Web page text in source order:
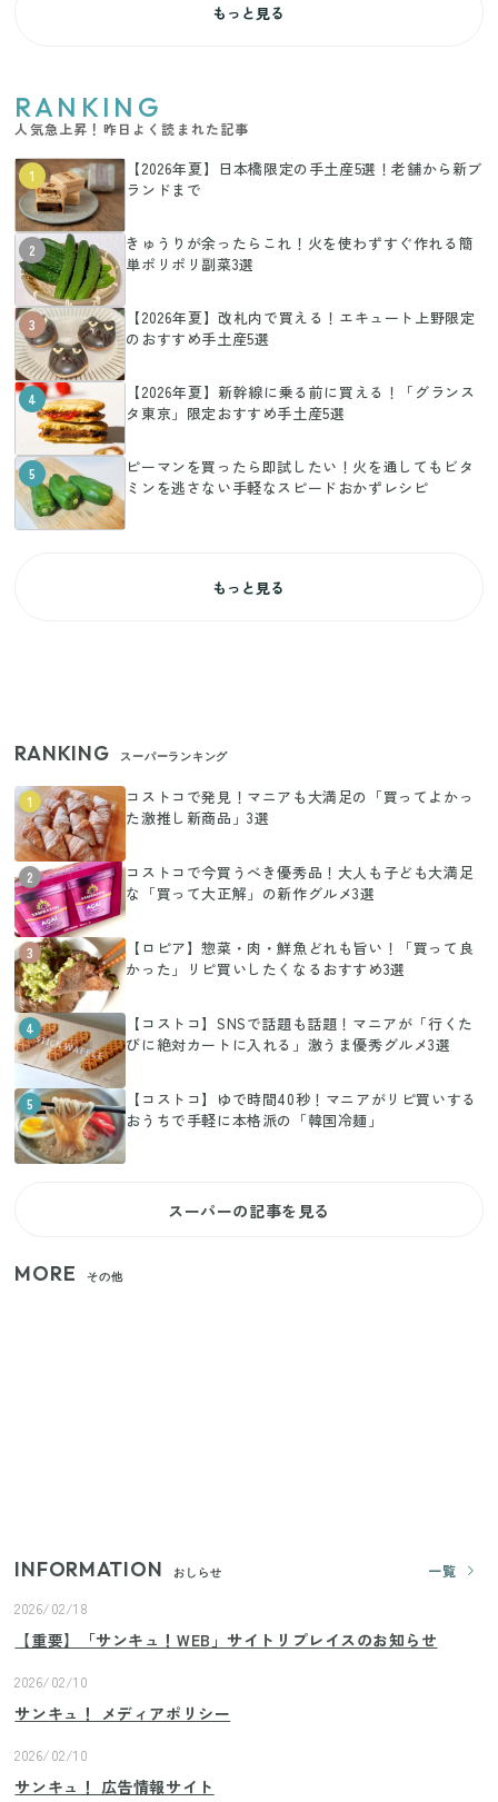
もっと見る
RANKING
人気急上昇！昨日よく読まれた記事
1
【2026年夏】日本橋限定の手土産5選！老舗から新ブ
ランドまで
2
きゅうりが余ったらこれ！火を使わずすぐ作れる簡
単ポリポリ副菜3選
3
【2026年夏】改札内で買える！エキュート上野限定
のおすすめ手土産5選
4
【2026年夏】新幹線に乗る前に買える！「グランス
タ東京」限定おすすめ手土産5選
5
ピーマンを買ったら即試したい！火を通してもビタ
ミンを逃さない手軽なスピードおかずレシピ
もっと見る
RANKING スーパーランキング
1
コストコで発見！マニアも大満足の「買ってよかっ
た激推し新商品」3選
2
コストコで今買うべき優秀品！大人も子ども大満足
な「買って大正解」の新作グルメ3選
3
【ロピア】惣菜・肉・鮮魚どれも旨い！「買って良
かった」リピ買いしたくなるおすすめ3選
4
【コストコ】SNSで話題も話題！マニアが「行くた
びに絶対カートに入れる」激うま優秀グルメ3選
5
【コストコ】ゆで時間40秒！マニアがリピ買いする
おうちで手軽に本格派の「韓国冷麺」
スーパーの記事を見る
MORE その他
INFORMATION おしらせ
一覧
2026/02/18
【重要】「サンキュ！WEB」サイトリプレイスのお知らせ
2026/02/10
サンキュ！ メディアポリシー
2026/02/10
サンキュ！ 広告情報サイト